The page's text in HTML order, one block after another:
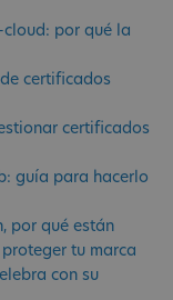
cloud: por qué la
certificados
certificados
guía para hacerlo
por qué están
tu marca
con su